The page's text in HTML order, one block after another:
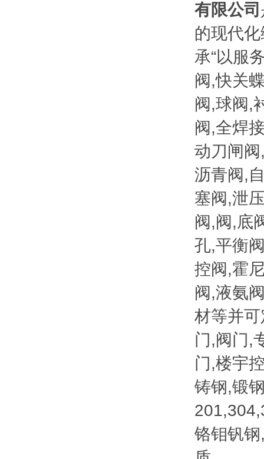
有限公司
的现代
承“以服
阀,快关
阀,球阀,
阀,全焊
动刀闸
沥青阀,
塞阀,泄
阀,阀,底
孔,平衡
控阀,霍
阀,液氨
材等并
门,阀门,
门,楼宇
铸钢,锻
铬钼钒